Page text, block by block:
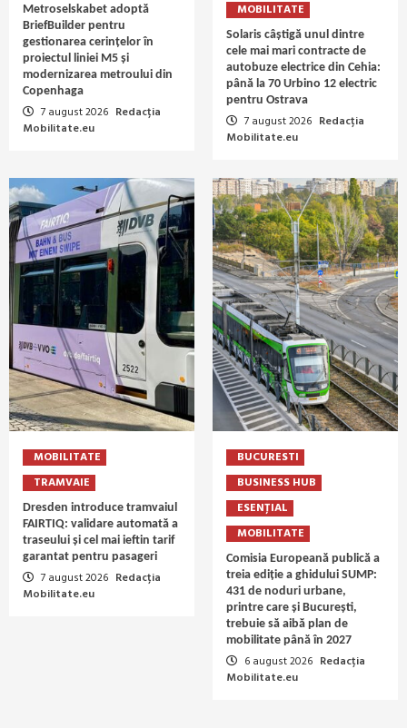
Metroselskabet adoptă
BriefBuilder pentru
gestionarea cerințelor în
proiectul liniei M5 și
modernizarea metroului din
Copenhaga
7 august 2026 Redacția
Mobilitate.eu
MOBILITATE
Solaris câștigă unul dintre
cele mai mari contracte de
autobuze electrice din Cehia:
până la 70 Urbino 12 electric
pentru Ostrava
7 august 2026 Redacția
Mobilitate.eu
MOBILITATE
TRAMVAIE
Dresden introduce tramvaiul
FAIRTIQ: validare automată a
traseului și cel mai ieftin tarif
garantat pentru pasageri
7 august 2026 Redacția
Mobilitate.eu
BUCURESTI
BUSINESS HUB
ESENȚIAL
MOBILITATE
Comisia Europeană publică a
treia ediție a ghidului SUMP:
431 de noduri urbane,
printre care și București,
trebuie să aibă plan de
mobilitate până în 2027
6 august 2026 Redacția
Mobilitate.eu